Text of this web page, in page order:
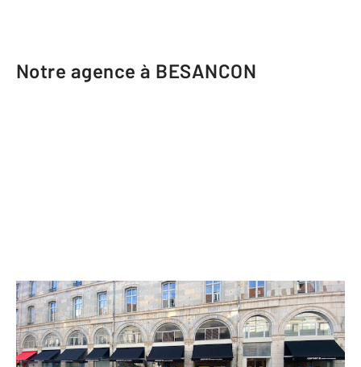
Notre agence à BESANCON
CENTURY 21 Avenir Immobilier
12-14 rue de la République
BESANCON - 25000